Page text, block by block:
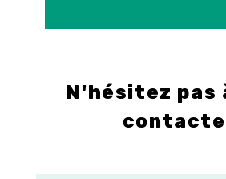
N'hésitez pas